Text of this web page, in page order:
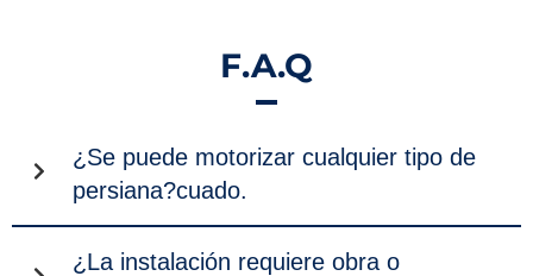
F.A.Q
¿Se puede motorizar cualquier tipo de
persiana?cuado.
¿La instalación requiere obra o